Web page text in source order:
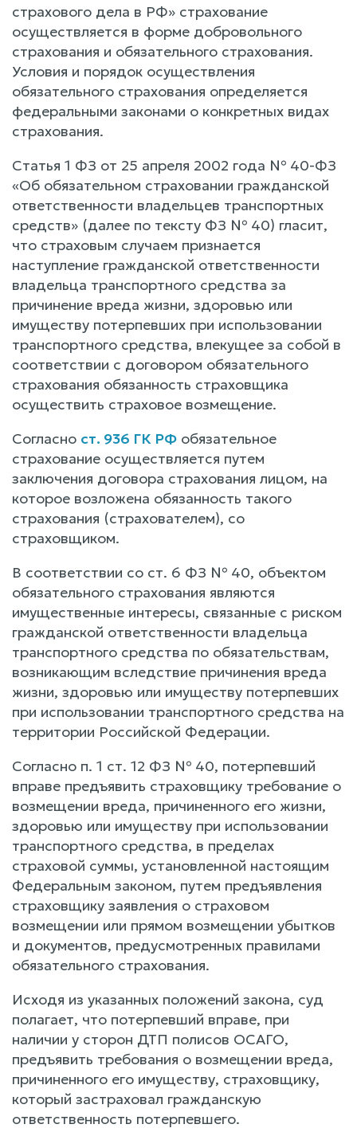
страхового дела в РФ» страхование
осуществляется в форме добровольного
страхования и обязательного страхования.
Условия и порядок осуществления
обязательного страхования определяется
федеральными законами о конкретных видах
страхования.
Статья 1 ФЗ от 25 апреля 2002 года № 40-ФЗ
«Об обязательном страховании гражданской
ответственности владельцев транспортных
средств» (далее по тексту ФЗ № 40) гласит,
что страховым случаем признается
наступление гражданской ответственности
владельца транспортного средства за
причинение вреда жизни, здоровью или
имуществу потерпевших при использовании
транспортного средства, влекущее за собой в
соответствии с договором обязательного
страхования обязанность страховщика
осуществить страховое возмещение.
Согласно ст. 936 ГК РФ обязательное
страхование осуществляется путем
заключения договора страхования лицом, на
которое возложена обязанность такого
страхования (страхователем), со
страховщиком.
В соответствии со ст. 6 ФЗ № 40, объектом
обязательного страхования являются
имущественные интересы, связанные с риском
гражданской ответственности владельца
транспортного средства по обязательствам,
возникающим вследствие причинения вреда
жизни, здоровью или имуществу потерпевших
при использовании транспортного средства на
территории Российской Федерации.
Согласно п. 1 ст. 12 ФЗ № 40, потерпевший
вправе предъявить страховщику требование о
возмещении вреда, причиненного его жизни,
здоровью или имуществу при использовании
транспортного средства, в пределах
страховой суммы, установленной настоящим
Федеральным законом, путем предъявления
страховщику заявления о страховом
возмещении или прямом возмещении убытков
и документов, предусмотренных правилами
обязательного страхования.
Исходя из указанных положений закона, суд
полагает, что потерпевший вправе, при
наличии у сторон ДТП полисов ОСАГО,
предъявить требования о возмещении вреда,
причиненного его имуществу, страховщику,
который застраховал гражданскую
ответственность потерпевшего.